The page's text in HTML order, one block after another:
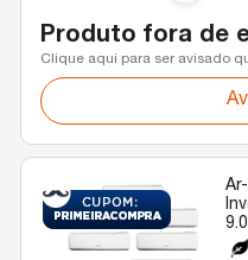
Produto fora de
Clique aqui para ser avisado